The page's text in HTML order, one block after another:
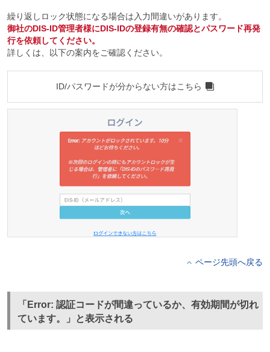
繰り返しロック状態になる場合は入力間違いがあります。
御社のDIS-ID管理者様にDIS-IDの登録有無の確認とパスワード再発
行を依頼してください。
詳しくは、以下の案内をご確認ください。
ID/パスワードが分からない方はこちら
ページ先頭へ戻る
「Error: 認証コードが間違っているか、有効期間が切れ
ています。」と表示される